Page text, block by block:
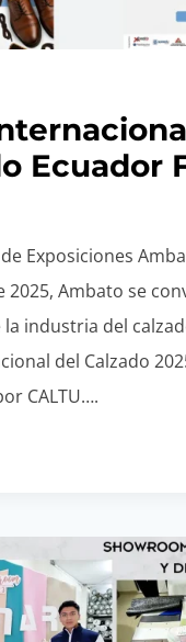
Ecuador
Exposiciones
2025, Ambato se
industria del
del Calzado
CALTU….